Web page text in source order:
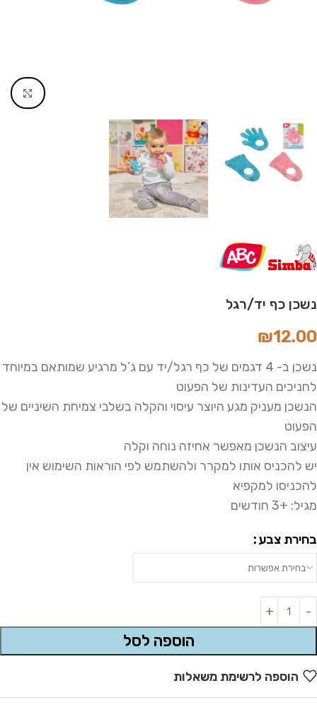
Click to enlarge
נשכן כף יד/רגל
₪12.00
נשכן ב- 4 דגמים של כף רגל/יד עם ג’ל מרגיע שמותאם במיוחד
לחניכים העדינות של הפעוט
הנשכן מעניק מגע היוצר עיסוי והקלה בשלבי צמיחת השיניים של
הפעוט
עיצוב הנשכן מאפשר אחיזה נוחה וקלה
יש להכניס אותו למקרר ולהשתמש לפי הוראות השימוש אין
להכניסו למקפיא
מגיל: +3 חודשים
בחירת צבע
הוספה לסל
Alternative:
הוספה לרשימת משאלות